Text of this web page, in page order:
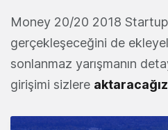
Money 20/20 2018
gerçekleşeceğini de
sonlanmaz yarışmanın
girişimi sizlere